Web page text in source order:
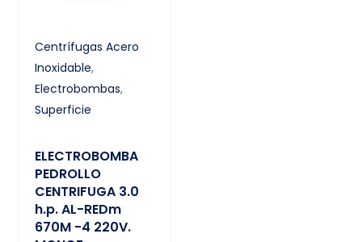
Centrífugas Acero
Inoxidable,
Electrobombas,
Superficie
ELECTROBOMBA
PEDROLLO
CENTRIFUGA 3.0
h.p. AL-REDm
670M -4 220V.